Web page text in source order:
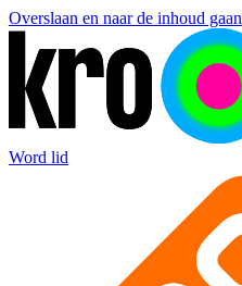
Overslaan en naar de inhoud gaan
Word lid